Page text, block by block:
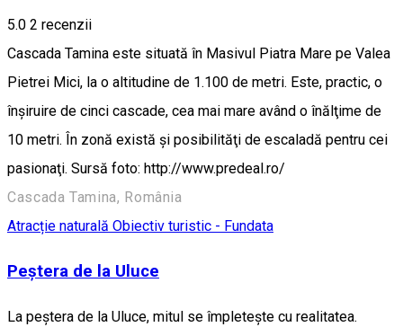
5.0 2 recenzii
Cascada Tamina este situată în Masivul Piatra Mare pe Valea
Pietrei Mici, la o altitudine de 1.100 de metri. Este, practic, o
înşiruire de cinci cascade, cea mai mare având o înălţime de
10 metri. În zonă există şi posibilităţi de escaladă pentru cei
pasionaţi. Sursă foto: http://www.predeal.ro/
Cascada Tamina, România
Atracție naturală Obiectiv turistic - Fundata
Peștera de la Uluce
La peștera de la Uluce, mitul se împletește cu realitatea.